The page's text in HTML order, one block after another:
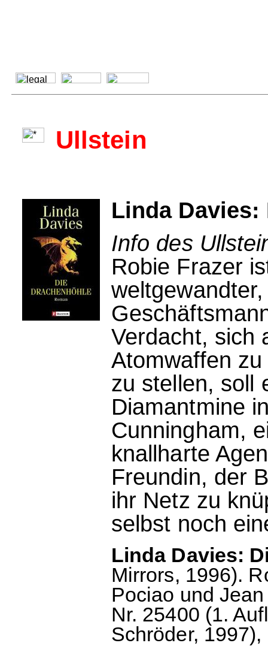
Ullstein
Linda Davies:
Info des
Robie Frazer
Verdacht, sich
Atomwaffen
zu stellen, soll
Diamantmine
Cunningham,
knallharte
Freundin, der
ihr Netz zu
selbst noch
Linda Davies:
Mirrors, 1996).
Pociao und
Nr. 25400 (1.
Schröder,